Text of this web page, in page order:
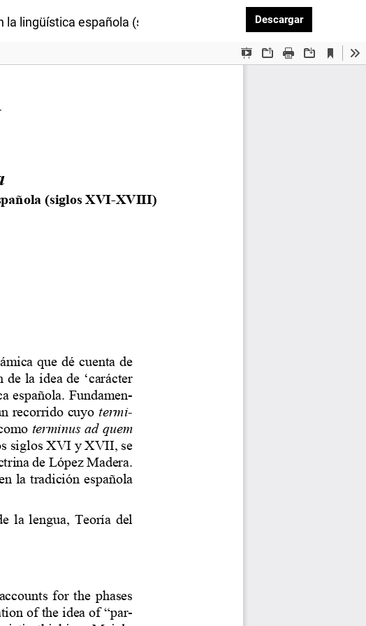
lingüística española (siglos XVI-XVIII) DescargarDescargar